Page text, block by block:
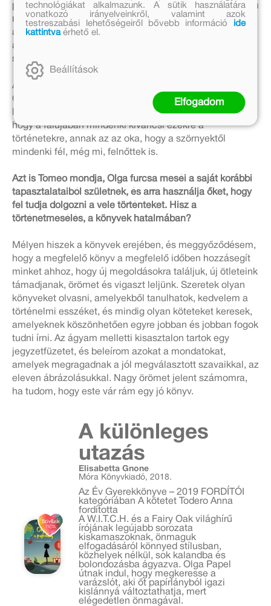
papírlány kötetei valóban gyerekeknek szólnak-e. Hiszen
mi, felnőttek is ismerjük a védtelenség, a tökéletlenség,
a törékenység érzését. Ismerek olyan felnőtt nőket is,
akik örömmel olvassák az ön könyveit, csodálják a
stílusát, a történeteit, a fantáziája szárnyalását.
A sorozat egyik szereplője, a bölcs Tomeo azt mondja,
Olga talált egy módszert az őt megrémítő szörnyek
legyőzésére azzal, hogy bezárja őket a történeteibe. És
hogy a falujában mindenki kíváncsi ezekre a
történetekre, annak az az oka, hogy a szörnyektől
mindenki fél, még mi, felnőttek is.
Azt is Tomeo mondja, Olga furcsa meséi a saját korábbi
tapasztalataiból születnek, és arra használja őket, hogy
fel tudja dolgozni a vele történteket. Hisz a
történetmesélés, a könyvek hatalmában?
Mélyen hiszek a könyvek erejében, és meggyőződésem,
hogy a megfelelő könyv a megfelelő időben hozzásegít
minket ahhoz, hogy új megoldásokra találjuk, új ötleteink
támadjanak, örömet és vigaszt leljünk. Szeretek olyan
könyveket olvasni, amelyekből tanulhatok, kedvelem a
történelmi esszéket, és mindig olyan köteteket keresek,
amelyeknek köszönhetően egyre jobban és jobban fogok
tudni írni. Az ágyam melletti kisasztalon tartok egy
jegyzetfüzetet, és beleírom azokat a mondatokat,
amelyek megragadnak a jól megválasztott szavaikkal, az
eleven ábrázolásukkal. Nagy örömet jelent számomra,
ha tudom, hogy este vár rám egy jó könyv.
A különleges
utazás
Elisabetta Gnone
Móra Könyvkiadó, 2018.
Az Év Gyerekkönyve – 2019 FORDÍTÓI
kategóriában A kötetet Todero Anna
fordította
A W.I.T.C.H. és a Fairy Oak világhírű
írójának legújabb sorozata
kiskamaszoknak, önmaguk
elfogadásáról könnyed stílusban,
közhelyek nélkül, sok kalandba és
bolondozásba ágyazva. Olga Papel
útnak indul, hogy megkeresse a
varázslót, aki őt papírlányból igazi
kislánnyá változtathatja, mert
elégedetlen önmagával.
technológiákat alkalmazunk. A sütik használatára
vonatkozó irányelveinkről, valamint azok
testreszabási lehetőségeiről bővebb információ
ide
kattintvaérhető el.
Beállítások
Elfogadom